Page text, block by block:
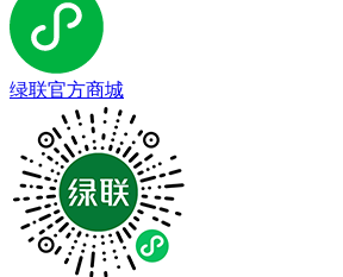
绿联官方商城